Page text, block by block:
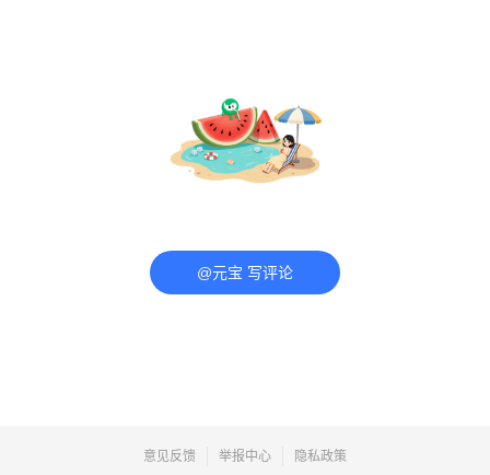
@元宝 写评论
意见反馈 举报中心 隐私政策